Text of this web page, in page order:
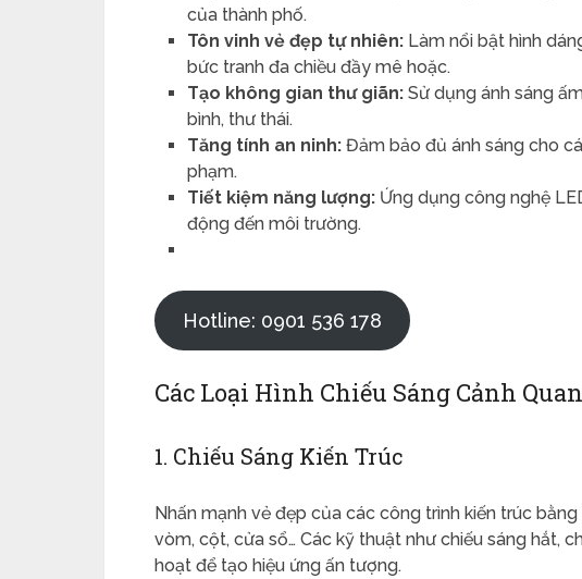
của thành phố.
Tôn vinh vẻ đẹp tự nhiên: Làm nổi bật hình
bức tranh đa chiều đầy mê hoặc.
Tạo không gian thư giãn: Sử dụng ánh sáng
bình, thư thái.
Tăng tính an ninh: Đảm bảo đủ ánh sáng cho
phạm.
Tiết kiệm năng lượng: Ứng dụng công nghệ
động đến môi trường.
Hotline: 0901 536 178
Các Loại Hình Chiếu Sáng Cảnh
1. Chiếu Sáng Kiến Trúc
Nhấn mạnh vẻ đẹp của các công trình kiến trúc
vòm, cột, cửa sổ… Các kỹ thuật như chiếu sáng hắt,
hoạt để tạo hiệu ứng ấn tượng.